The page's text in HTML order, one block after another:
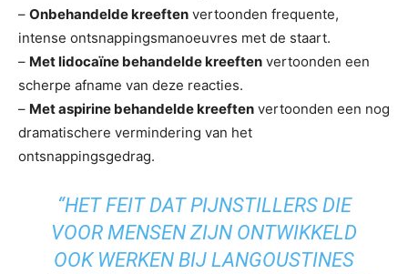
– Onbehandelde kreeften vertoonden frequente,
intense ontsnappingsmanoeuvres met de staart.
– Met lidocaïne behandelde kreeften vertoonden een
scherpe afname van deze reacties.
– Met aspirine behandelde kreeften vertoonden een nog
dramatischere vermindering van het
ontsnappingsgedrag.
“HET FEIT DAT PIJNSTILLERS DIE
VOOR MENSEN ZIJN ONTWIKKELD
OOK WERKEN BIJ LANGOUSTINES